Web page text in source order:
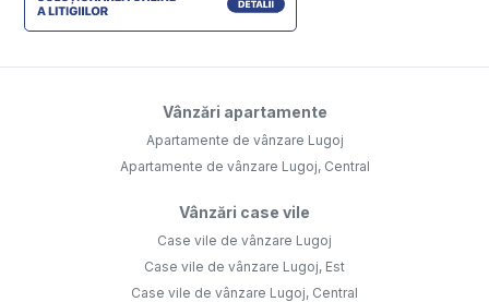
Vânzări apartamente
Apartamente de vânzare Lugoj
Apartamente de vânzare Lugoj, Central
Vânzări case vile
Case vile de vânzare Lugoj
Case vile de vânzare Lugoj, Est
Case vile de vânzare Lugoj, Central